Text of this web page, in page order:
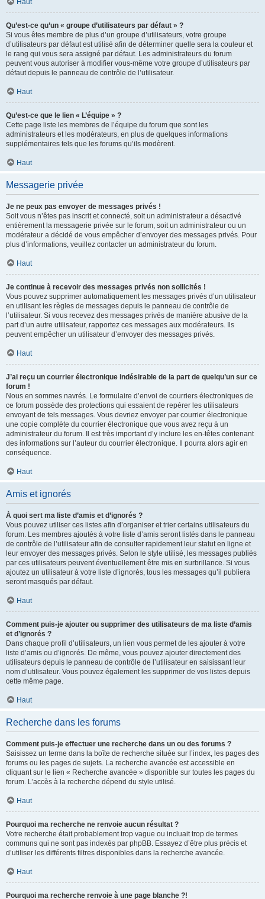
Haut
Qu’est-ce qu’un « groupe d’utilisateurs par défaut » ?
Si vous êtes membre de plus d’un groupe d’utilisateurs, votre groupe
d’utilisateurs par défaut est utilisé afin de déterminer quelle sera la couleur et
le rang qui vous sera assigné par défaut. Les administrateurs du forum
peuvent vous autoriser à modifier vous-même votre groupe d’utilisateurs par
défaut depuis le panneau de contrôle de l’utilisateur.
Haut
Qu’est-ce que le lien « L’équipe » ?
Cette page liste les membres de l’équipe du forum que sont les
administrateurs et les modérateurs, en plus de quelques informations
supplémentaires tels que les forums qu’ils modèrent.
Haut
Messagerie privée
Je ne peux pas envoyer de messages privés !
Soit vous n’êtes pas inscrit et connecté, soit un administrateur a désactivé
entièrement la messagerie privée sur le forum, soit un administrateur ou un
modérateur a décidé de vous empêcher d’envoyer des messages privés. Pour
plus d’informations, veuillez contacter un administrateur du forum.
Haut
Je continue à recevoir des messages privés non sollicités !
Vous pouvez supprimer automatiquement les messages privés d’un utilisateur
en utilisant les règles de messages depuis le panneau de contrôle de
l’utilisateur. Si vous recevez des messages privés de manière abusive de la
part d’un autre utilisateur, rapportez ces messages aux modérateurs. Ils
peuvent empêcher un utilisateur d’envoyer des messages privés.
Haut
J’ai reçu un courrier électronique indésirable de la part de quelqu’un sur ce
forum !
Nous en sommes navrés. Le formulaire d’envoi de courriers électroniques de
ce forum possède des protections qui essaient de repérer les utilisateurs
envoyant de tels messages. Vous devriez envoyer par courrier électronique
une copie complète du courrier électronique que vous avez reçu à un
administrateur du forum. Il est très important d’y inclure les en-têtes contenant
des informations sur l’auteur du courrier électronique. Il pourra alors agir en
conséquence.
Haut
Amis et ignorés
À quoi sert ma liste d’amis et d’ignorés ?
Vous pouvez utiliser ces listes afin d’organiser et trier certains utilisateurs du
forum. Les membres ajoutés à votre liste d’amis seront listés dans le panneau
de contrôle de l’utilisateur afin de consulter rapidement leur statut en ligne et
leur envoyer des messages privés. Selon le style utilisé, les messages publiés
par ces utilisateurs peuvent éventuellement être mis en surbrillance. Si vous
ajoutez un utilisateur à votre liste d’ignorés, tous les messages qu’il publiera
seront masqués par défaut.
Haut
Comment puis-je ajouter ou supprimer des utilisateurs de ma liste d’amis
et d’ignorés ?
Dans chaque profil d’utilisateurs, un lien vous permet de les ajouter à votre
liste d’amis ou d’ignorés. De même, vous pouvez ajouter directement des
utilisateurs depuis le panneau de contrôle de l’utilisateur en saisissant leur
nom d’utilisateur. Vous pouvez également les supprimer de vos listes depuis
cette même page.
Haut
Recherche dans les forums
Comment puis-je effectuer une recherche dans un ou des forums ?
Saisissez un terme dans la boîte de recherche située sur l’index, les pages des
forums ou les pages de sujets. La recherche avancée est accessible en
cliquant sur le lien « Recherche avancée » disponible sur toutes les pages du
forum. L’accès à la recherche dépend du style utilisé.
Haut
Pourquoi ma recherche ne renvoie aucun résultat ?
Votre recherche était probablement trop vague ou incluait trop de termes
communs qui ne sont pas indexés par phpBB. Essayez d’être plus précis et
d’utiliser les différents filtres disponibles dans la recherche avancée.
Haut
Pourquoi ma recherche renvoie à une page blanche ?!